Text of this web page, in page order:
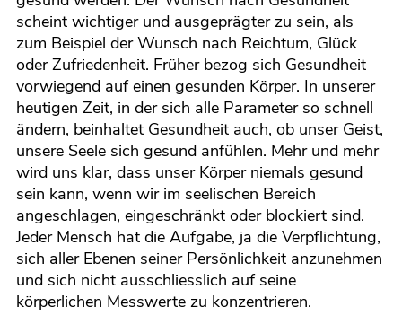
scheint wichtiger und ausgeprägter zu sein, als
zum Beispiel der Wunsch nach Reichtum, Glück
oder Zufriedenheit. Früher bezog sich Gesundheit
vorwiegend auf einen gesunden Körper. In unserer
heutigen Zeit, in der sich alle Parameter so schnell
ändern, beinhaltet Gesundheit auch, ob unser Geist,
unsere Seele sich gesund anfühlen. Mehr und mehr
wird uns klar, dass unser Körper niemals gesund
sein kann, wenn wir im seelischen Bereich
angeschlagen, eingeschränkt oder blockiert sind.
Jeder Mensch hat die Aufgabe, ja die Verpflichtung,
sich aller Ebenen seiner Persönlichkeit anzunehmen
und sich nicht ausschliesslich auf seine
körperlichen Messwerte zu konzentrieren.